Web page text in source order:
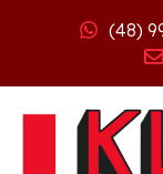
(48)